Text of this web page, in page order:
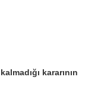
kararının